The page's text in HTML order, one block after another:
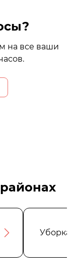
на все ваши
Уборка